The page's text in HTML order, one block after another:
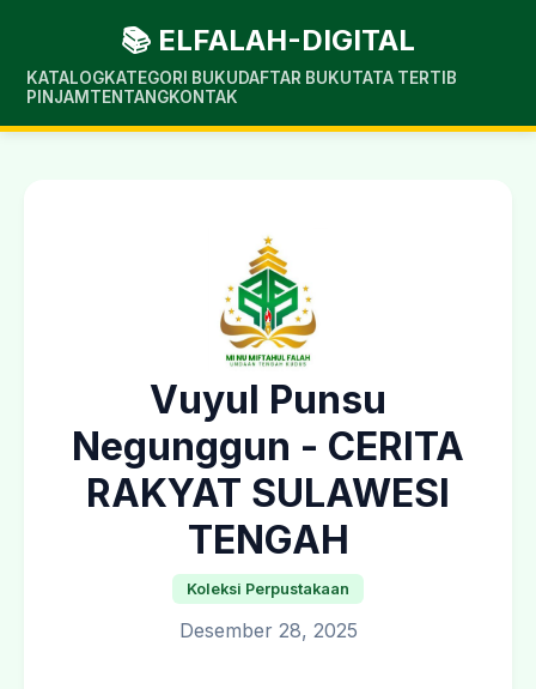
📚 ELFALAH-DIGITAL
KATALOGKATEGORI BUKUDAFTAR BUKUTATA TERTIB
PINJAM TENTANGKONTAK
Vuyul Punsu
Negunggun - CERITA
RAKYAT SULAWESI
TENGAH
Koleksi Perpustakaan
Desember 28, 2025